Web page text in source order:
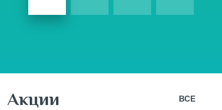
Акции ВСЕ